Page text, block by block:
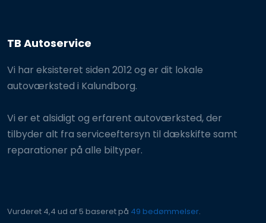
TB Autoservice
Vi har eksisteret siden 2012 og er dit lokale
autoværksted i Kalundborg.
Vi er et alsidigt og erfarent autoværksted, der
tilbyder alt fra serviceeftersyn til dækskifte samt
reparationer på alle biltyper.
Vurderet 4,4 ud af 5 baseret på 49 bedømmelser.​